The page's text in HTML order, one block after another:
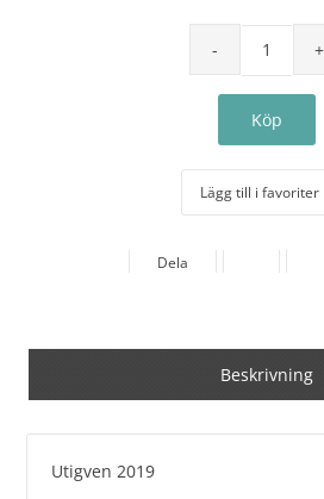
Lägg till i favoriter
Dela
Beskrivning
Utigven 2019